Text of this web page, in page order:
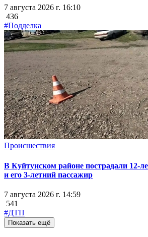
7 августа 2026 г. 16:10
436
#Подделка
Происшествия
В Куйтунском районе пострадали 12-
и его 3-летний пассажир
7 августа 2026 г. 14:59
541
#ДТП
Показать ещё